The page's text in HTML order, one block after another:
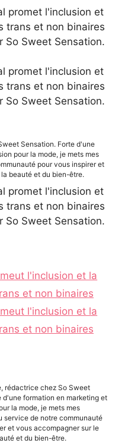
promet l'inclusion et
trans et non binaires
So Sweet Sensation.
promet l'inclusion et
trans et non binaires
So Sweet Sensation.
Sensation. Forte d'une
pour la mode, je mets mes
pour vous inspirer et
beauté et du bien-être.
promet l'inclusion et
trans et non binaires
So Sweet Sensation.
l'inclusion et la
et non binaires
l'inclusion et la
et non binaires
rédactrice chez So Sweet
d'une formation en marketing et
la mode, je mets mes
service de notre communauté
et vous accompagner sur le
et du bien-être.